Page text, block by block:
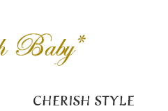
CHERISH STYLE